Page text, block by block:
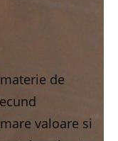
de
valoare si